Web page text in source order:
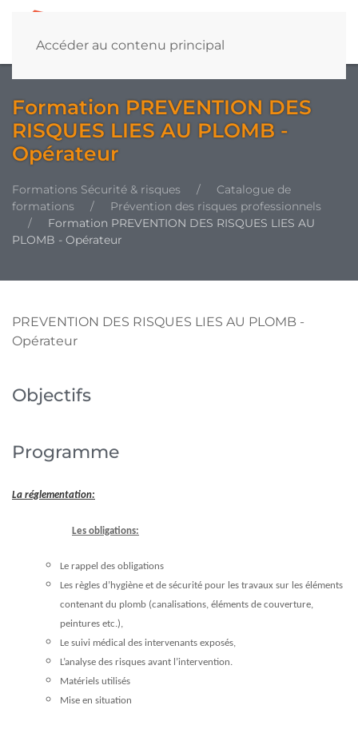
Accéder au contenu principal
Formation PREVENTION DES
RISQUES LIES AU PLOMB -
Opérateur
Formations Sécurité & risques
Catalogue de
formations
Prévention des risques professionnels
Formation PREVENTION DES RISQUES LIES AU
PLOMB - Opérateur
PREVENTION DES RISQUES LIES AU PLOMB -
Opérateur
Objectifs
Programme
La réglementation:
Les obligations:
Le rappel des obligations
Les règles d’hygiène et de sécurité pour les travaux sur les éléments
contenant du plomb (canalisations, éléments de couverture,
peintures etc.),
Le suivi médical des intervenants exposés,
L’analyse des risques avant l’intervention.
Matériels utilisés
Mise en situation